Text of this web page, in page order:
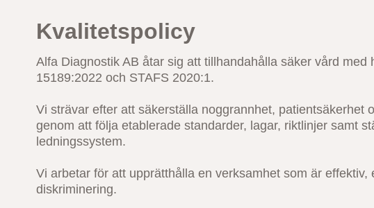
Kvalitetspolicy
Alfa Diagnostik AB åtar sig att tillhandahålla säker vård med
15189:2022 och STAFS 2020:1.
Vi strävar efter att säkerställa noggrannhet, patientsäkerhet
genom att följa etablerade standarder, lagar, riktlinjer samt
ledningssystem.
Vi arbetar för att upprätthålla en verksamhet som är effektiv,
diskriminering.